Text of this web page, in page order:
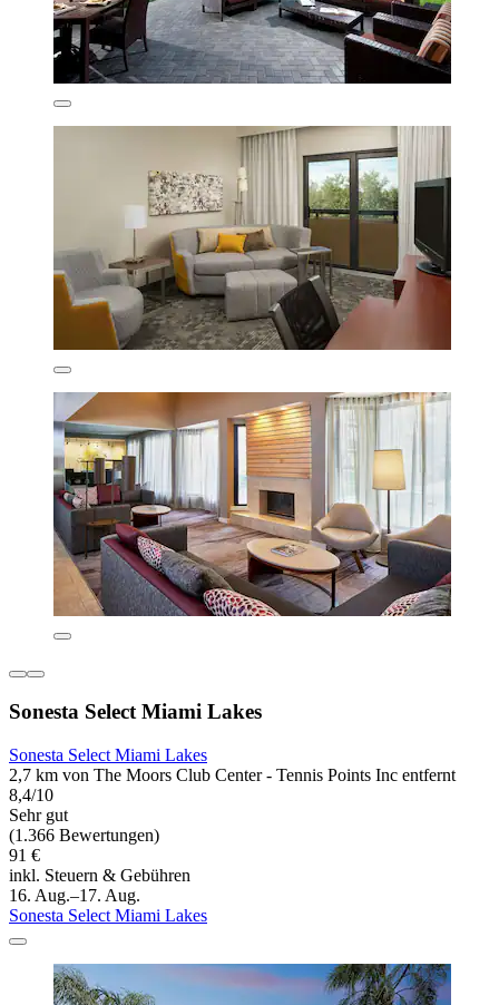
Sonesta Select Miami Lakes
Sonesta Select Miami Lakes
2,7 km von The Moors Club Center - Tennis Points Inc entfernt
8,4/10
Sehr gut
(1.366 Bewertungen)
91 €
inkl. Steuern & Gebühren
16. Aug.–17. Aug.
Sonesta Select Miami Lakes